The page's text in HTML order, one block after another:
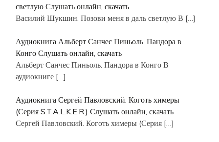
светлую Слушать онлайн, скачать
Василий Шукшин. Позови меня в даль светлую В […]
Аудиокнига Альберт Санчес Пиньоль. Пандора в
Конго Слушать онлайн, скачать
Альберт Санчес Пиньоль. Пандора в Конго В
аудиокниге […]
Аудиокнига Сергей Павловский. Коготь химеры
(Серия S.T.A.L.K.E.R.) Слушать онлайн, скачать
Сергей Павловский. Коготь химеры (Серия […]